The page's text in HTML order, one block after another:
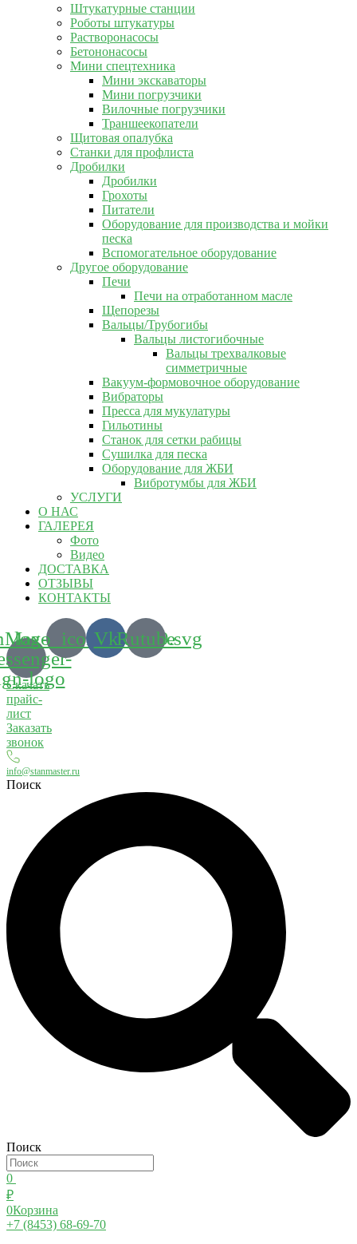
Штукатурные станции
Роботы штукатуры
Растворонасосы
Бетононасосы
Мини спецтехника
Мини экскаваторы
Мини погрузчики
Вилочные погрузчики
Траншеекопатели
Щитовая опалубка
Станки для профлиста
Дробилки
Дробилки
Грохоты
Питатели
Оборудование для производства и мойки
песка
Вспомогательное оборудование
Другое оборудование
Печи
Печи на отработанном масле
Щепорезы
Вальцы/Трубогибы
Вальцы листогибочные
Вальцы трехвалковые
симметричные
Вакуум-формовочное оборудование
Вибраторы
Пресса для мукулатуры
Гильотины
Станок для сетки рабицы
Сушилка для песка
Оборудование для ЖБИ
Вибротумбы для ЖБИ
УСЛУГИ
О НАС
ГАЛЕРЕЯ
Фото
Видео
ДОСТАВКА
ОТЗЫВЫ
КОНТАКТЫ
Max-
logo
VkRutube
Скачать
прайс-
лист
Заказать
звонок
info@stanmaster.ru
Поиск
Поиск
0
₽
0Корзина
+7 (8453) 68-69-70